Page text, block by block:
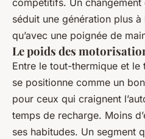
compétitifs. Un
séduit une génération plus à
qu’avec une poignée de
Le poids des
Entre le tout-thermique et le
se positionne comme un
pour ceux qui craignent
temps de recharge. Moins
ses habitudes. Un segment